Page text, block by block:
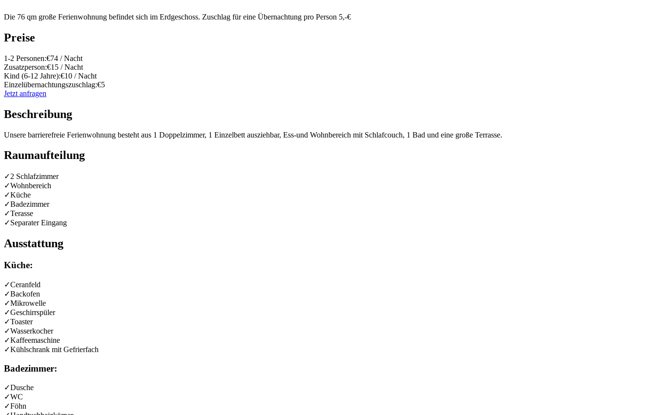
Die 76 qm große Ferienwohnung befindet sich im Erdgeschoss. Zuschlag für eine Übernachtung pro Person 5,-€
Preise
1-2 Personen:€74 / Nacht
Zusatzperson:€15 / Nacht
Kind (6-12 Jahre):€10 / Nacht
Einzelübernachtungszuschlag:€5
Jetzt anfragen
Beschreibung
Unsere barrierefreie Ferienwohnung besteht aus 1 Doppelzimmer, 1 Einzelbett ausziehbar, Ess-und Wohnbereich mit Schlafcouch, 1 Bad und eine große Terrasse.
Raumaufteilung
✓2 Schlafzimmer
✓Wohnbereich
✓Küche
✓Badezimmer
✓Terasse
✓Separater Eingang
Ausstattung
Küche:
✓Ceranfeld
✓Backofen
✓Mikrowelle
✓Geschirrspüler
✓Toaster
✓Wasserkocher
✓Kaffeemaschine
✓Kühlschrank mit Gefrierfach
Badezimmer:
✓Dusche
✓WC
✓Föhn